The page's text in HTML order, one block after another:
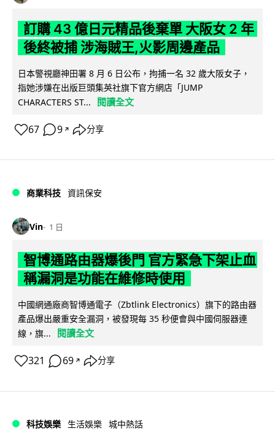
訂購 43 億日元精品後棄單 大阪女 2 年
後終被捕 涉海賊王,火影周邊產品
日本警視廳神田署 8 月 6 日公布，拘捕一名 32 歲大阪女子，
指她涉嫌在出版巨頭集英社旗下官方網店「JUMP
CHARACTERS ST...
閱讀全文
67 9 ↗ 分享
商業科技 資訊保安
Vin 1 日
智博通路由器爆後門 官方緊急下架止血
稱漏洞是功能在維修時使用
中國網通廠商智博通電子（Zbtlink Electronics）旗下的路由器
產品爆出嚴重安全漏洞，被發現每 35 秒便會與中國伺服器連
線，旗...
閱讀全文
321 69 ↗ 分享
科技娛樂 生活娛樂 城中熱話